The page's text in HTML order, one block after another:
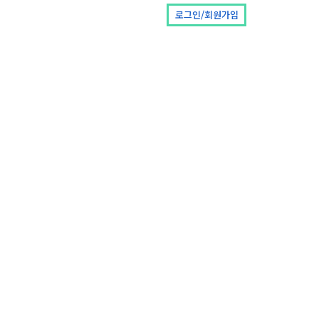
로그인/회원가입